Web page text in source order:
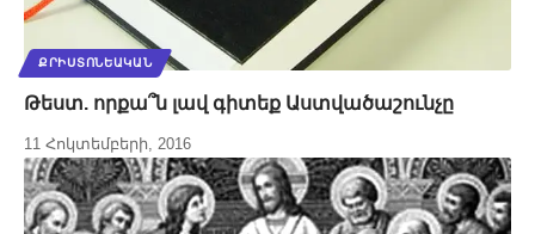
ՔՐԻՍՏՈՆԵԱԿԱՆ
Թեստ. որքա՞ն լավ գիտեք Աստվածաշունչը
11 Հոկտեմբերի, 2016